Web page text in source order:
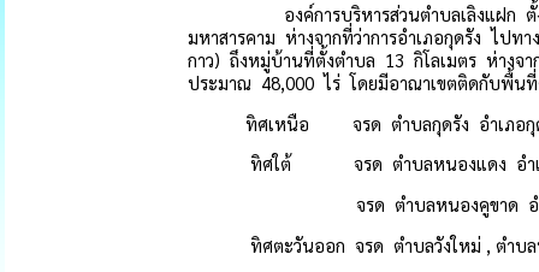
องค์การบริหารส่วนตำบลเลิงแฝก ตั้งอ
มหาสารคาม ห่างจากที่ว่าการอำเภอกุดรัง ไป
กาว) ถึงหมู่บ้านที่ตั้งตำบล 13 กิโลเมตร ห่างจ
ประมาณ 48,000 ไร่ โดยมีอาณาเขตติดกับพื้น
ทิศเหนือ จรด ตำบลกุดรัง อำเภอกุ
ทิศใต้ จรด ตำบลหนองแดง อำเภ
จรด ตำบลหนองคูขาด อำเ
ทิศตะวันออก จรด ตำบลวังใหม่ , ตำบล